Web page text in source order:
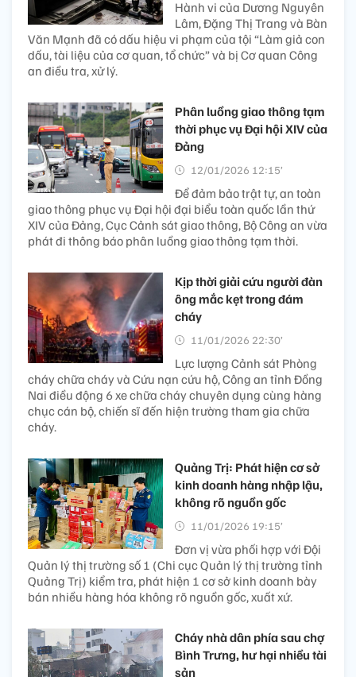
Hành vi của Dương Nguyên
Lâm, Đặng Thị Trang và Bàn
Văn Mạnh đã có dấu hiệu vi phạm của tội “Làm giả con
dấu, tài liệu của cơ quan, tổ chức” và bị Cơ quan Công
an điều tra, xử lý.
Phân luồng giao thông tạm
thời phục vụ Đại hội XIV của
Đảng
12/01/2026 12:15’
Để đảm bảo trật tự, an toàn
giao thông phục vụ Đại hội đại biểu toàn quốc lần thứ
XIV của Đảng, Cục Cảnh sát giao thông, Bộ Công an vừa
phát đi thông báo phân luồng giao thông tạm thời.
Kịp thời giải cứu người đàn
ông mắc kẹt trong đám
cháy​
11/01/2026 22:30’
Lực lượng Cảnh sát Phòng
cháy chữa cháy và Cứu nạn cứu hộ, Công an tỉnh Đồng
Nai điều động 6 xe chữa cháy chuyên dụng cùng hàng
chục cán bộ, chiến sĩ đến hiện trường tham gia chữa
cháy.
Quảng Trị: Phát hiện cơ sở
kinh doanh hàng nhập lậu,
không rõ nguồn gốc
11/01/2026 19:15’
Đơn vị vừa phối hợp với Đội
Quản lý thị trường số 1 (Chi cục Quản lý thị trường tỉnh
Quảng Trị) kiểm tra, phát hiện 1 cơ sở kinh doanh bày
bán nhiều hàng hóa không rõ nguồn gốc, xuất xứ.
Cháy nhà dân phía sau chợ
Bình Trưng, hư hại nhiều tài
sản